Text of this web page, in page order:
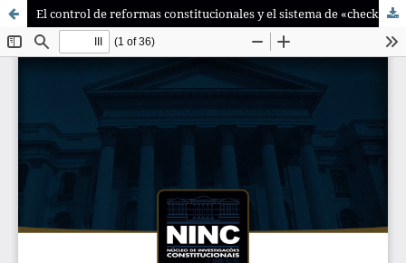
El control de reformas constitucionales y el sistema de «checks and balances»: una propuesta a la luz de la ingeniería constitucional en la que la magistratura constitucional se legitime al no tener la última palabra